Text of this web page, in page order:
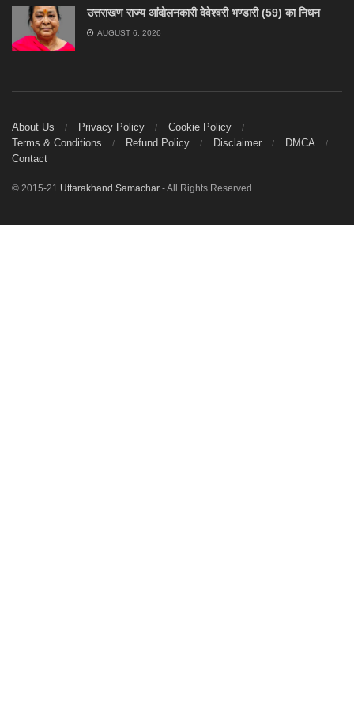
उत्तराखण राज्य आंदोलनकारी देवेश्वरी भण्डारी (59) का निधन
AUGUST 6, 2026
About Us Privacy Policy
Cookie Policy
Terms & Conditions
Refund Policy Disclaimer
DMCA
Contact
© 2015-21 Uttarakhand Samachar - All Rights Reserved.